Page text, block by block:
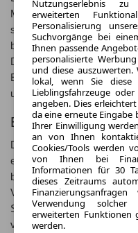
Mittelklasse-Limousinen
seinem dynamischen
begeistert er Fahrer, die
Doch der Jaguar XE
Erscheinungsbild, sondern
und Komfort.
Einleitung
Der Jaguar XE ist seit 2015
einen Namen in der
besticht durch ihr agiles
Verarbeitung. Mit dem XE
Sachen Fahrspaß und
verschiedenen
Nutzungserlebnis
erweiterten
Personalisierung
Suchvorgänge bei
Ihnen passende
personalisierte
und diese auszuwerten.
lokal, wenn Sie diese
Lieblingsfahrzeuge
angeben. Dies
da eine erneute Eingabe
Ihrer Einwilligung
an von Ihnen
Cookies/Tools werden
von Ihnen bei
Informationen für 30
dieses Zeitraums
Verwendung solcher
erweiterten Funktionen
werden.